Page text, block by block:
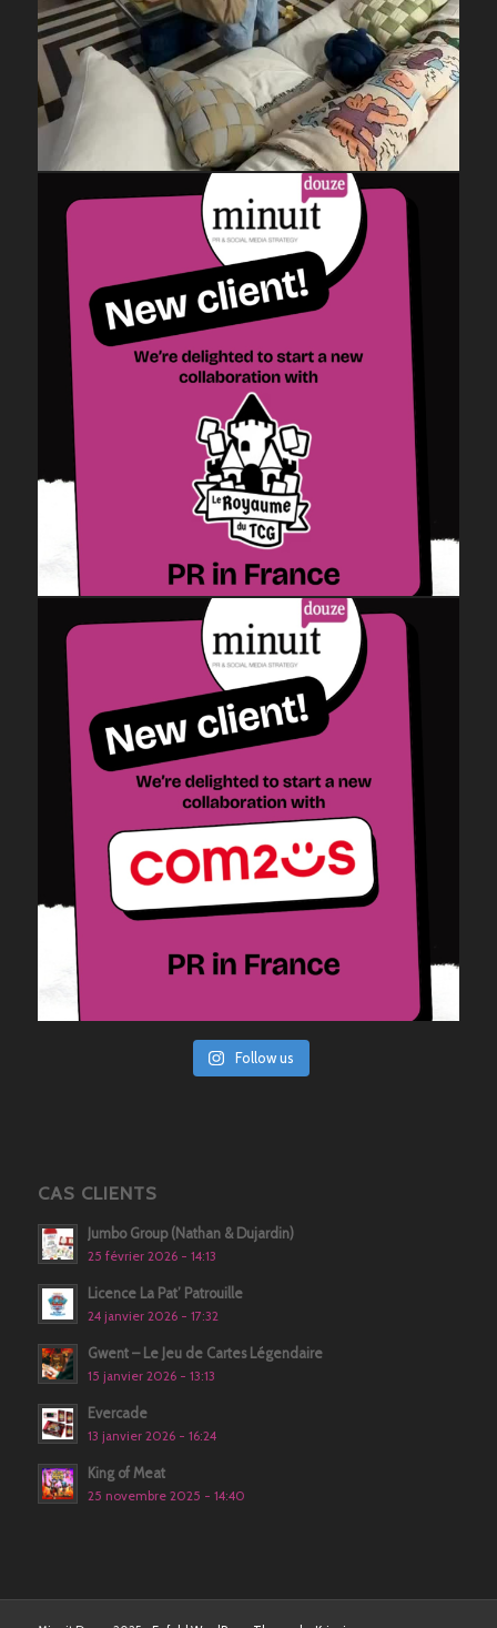
Follow us
CAS CLIENTS
Jumbo Group (Nathan & Dujardin)
25 février 2026 - 14:13
Licence La Pat’ Patrouille
24 janvier 2026 - 17:32
Gwent – Le Jeu de Cartes Légendaire
15 janvier 2026 - 13:13
Evercade
13 janvier 2026 - 16:24
King of Meat
25 novembre 2025 - 14:40